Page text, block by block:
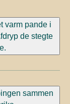
varm pande i
de stegte
sammen